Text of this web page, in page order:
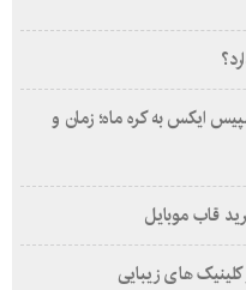
قطعه غیرفعال راکت فالکون ۹ اسپیس ایکس به کره ماه؛ زمان و
قاب موبایل
های زیبایی